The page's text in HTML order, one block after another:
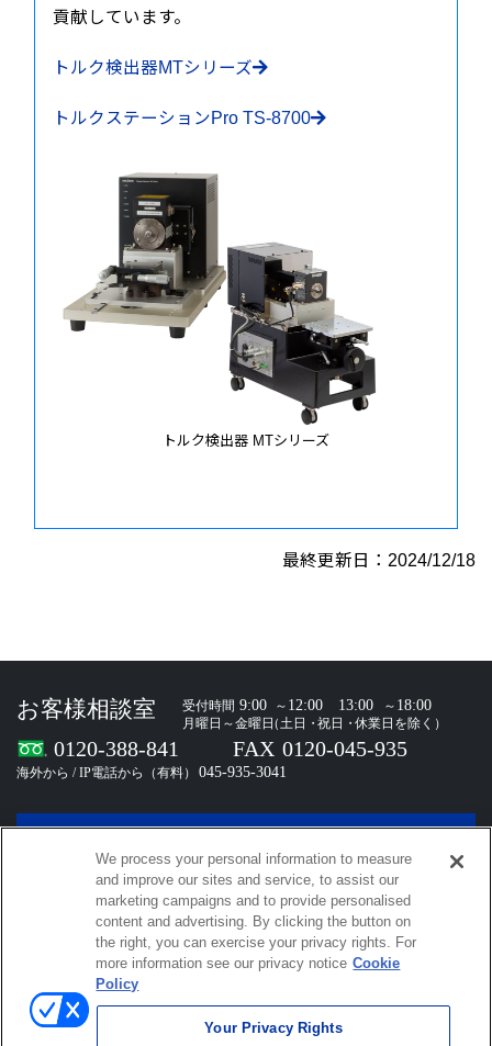
貢献しています。
トルク検出器MTシリーズ
トルクステーションPro TS-8700
トルク検出器 MTシリーズ
最終更新日：2024/12/18
小野測器SNS
小野測器公式メールマガジン
We process your personal information to measure
and improve our sites and service, to assist our
marketing campaigns and to provide personalised
content and advertising. By clicking the button on
the right, you can exercise your privacy rights. For
more information see our privacy notice Cookie
Policy
Your Privacy Rights